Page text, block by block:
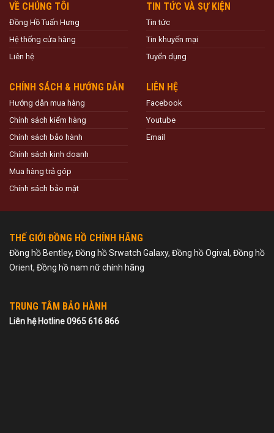
VỀ CHÚNG TÔI
Đồng Hồ Tuấn Hưng
Hệ thống cửa hàng
Liên hệ
TIN TỨC VÀ SỰ KIỆN
Tin tức
Tin khuyến mại
Tuyển dụng
CHÍNH SÁCH & HƯỚNG DẪN
Hướng dẫn mua hàng
Chính sách kiểm hàng
Chính sách bảo hành
Chính sách kinh doanh
Mua hàng trả góp
Chính sách bảo mật
LIÊN HỆ
Facebook
Youtube
Email
THẾ GIỚI ĐỒNG HỒ CHÍNH HÃNG
Đồng hồ Bentley, Đồng hồ Srwatch Galaxy, Đồng hồ Ogival, Đồng hồ
Orient, Đồng hồ nam nữ chính hãng
TRUNG TÂM BẢO HÀNH
Liên hệ Hotline 0965 616 866